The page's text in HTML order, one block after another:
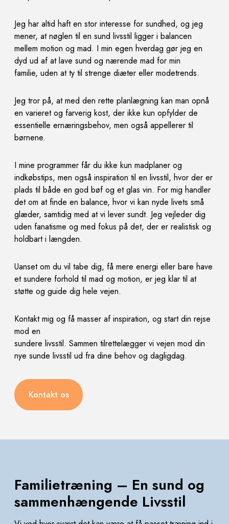
Jeg har altid haft en stor interesse for sundhed, og jeg
mener, at nøglen til en sund livsstil ligger i balancen
mellem motion og mad. I min egen hverdag gør jeg en
dyd ud af at lave sund og nærende mad for min
familie, uden at ty til strenge diæter eller modetrends.
Jeg tror på, at med den rette planlægning kan man opnå
en varieret og farverig kost, der ikke kun opfylder de
essentielle ernæringsbehov, men også appellerer til
børnene.
I mine programmer får du ikke kun madplaner og
indkøbstips, men også inspiration til en livsstil, hvor der er
plads til både en god bøf og et glas vin. For mig handler
det om at finde en balance, hvor vi kan nyde livets små
glæder, samtidig med at vi lever sundt. Jeg vejleder dig
uden fanatisme og med fokus på det, der er realistisk og
holdbart i længden.
Uanset om du vil tabe dig, få mere energi eller bare have
et sundere forhold til mad og motion, er jeg klar til at
støtte og guide dig hele vejen.
Kontakt mig og få masser af inspiration, og start din rejse
mod en
sundere livsstil. Sammen tilrettelægger vi vejen mod din
nye sunde livsstil ud fra dine behov og dagligdag.
Kontakt os
Familietræning – En sund og
sammenhængende Livsstil